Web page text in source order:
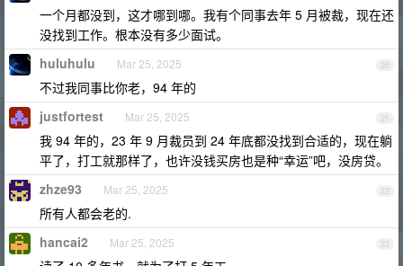
一个月都没到，这才哪到哪。我有个同事去年 5 月被裁，现在还
没找到工作。根本没有多少面试。
20
huluhulu Mar 25, 2025
不过我同事比你老，94 年的
21
justfortest Mar 25, 2025
我 94 年的，23 年 9 月裁员到 24 年底都没找到合适的，现在躺
平了，打工就那样了，也许没钱买房也是种“幸运”吧，没房贷。
22
zhze93 Mar 25, 2025
所有人都会老的.
23
hancai2 Mar 25, 2025